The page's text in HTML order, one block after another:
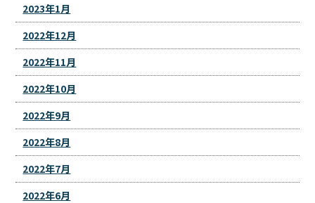
2023年1月
2022年12月
2022年11月
2022年10月
2022年9月
2022年8月
2022年7月
2022年6月